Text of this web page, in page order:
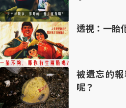
透視：一胎
被遺忘的
呢？